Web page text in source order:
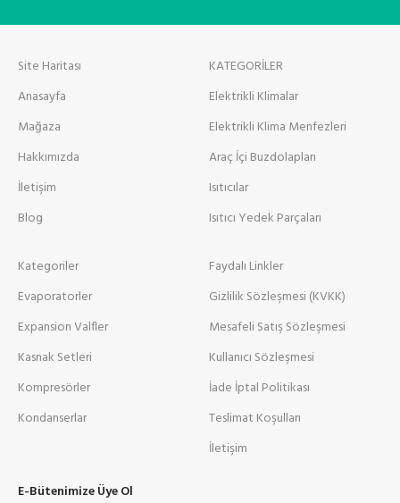
Site Haritası
Anasayfa
Mağaza
Hakkımızda
İletişim
Blog
KATEGORİLER
Elektrikli Klimalar
Elektrikli Klima Menfezleri
Araç İçi Buzdolapları
Isıtıcılar
Isıtıcı Yedek Parçaları
Kategoriler
Evaporatorler
Expansion Valfler
Kasnak Setleri
Kompresörler
Kondanserlar
Faydalı Linkler
Gizlilik Sözleşmesi (KVKK)
Mesafeli Satış Sözleşmesi
Kullanıcı Sözleşmesi
İade İptal Politikası
Teslimat Koşulları
İletişim
E-Bütenimize Üye Ol